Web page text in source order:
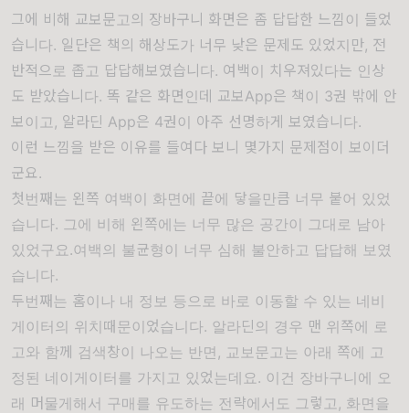
그에 비해 교보문고의 장바구니 화면은 좀 답답한 느낌이 들었
습니다. 일단은 책의 해상도가 너무 낮은 문제도 있었지만, 전
반적으로 좁고 답답해보였습니다. 여백이 치우져있다는 인상
도 받았습니다. 똑 같은 화면인데 교보App은 책이 3권 밖에 안
보이고, 알라딘 App은 4권이 아주 선명하게 보였습니다.
이런 느낌을 받은 이유를 들여다 보니 몇가지 문제점이 보이더
군요.
첫번째는 왼쪽 여백이 화면에 끝에 닿을만큼 너무 붙어 있었
습니다. 그에 비해 왼쪽에는 너무 많은 공간이 그대로 남아
있었구요.여백의 불균형이 너무 심해 불안하고 답답해 보였
습니다.
두번째는 홈이나 내 정보 등으로 바로 이동할 수 있는 네비
게이터의 위치때문이었습니다. 알라딘의 경우 맨 위쪽에 로
고와 함께 검색창이 나오는 반면, 교보문고는 아래 쪽에 고
정된 네이게이터를 가지고 있었는데요. 이건 장바구니에 오
래 머물게해서 구매를 유도하는 전략에서도 그렇고, 화면을